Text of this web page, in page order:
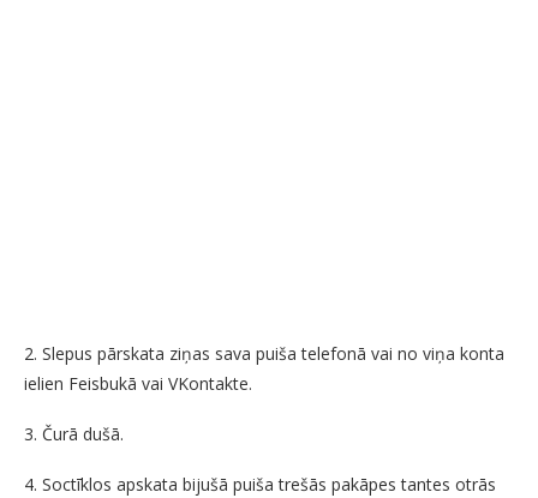
2. Slepus pārskata ziņas sava puiša telefonā vai no viņa konta
ielien Feisbukā vai VKontakte.
3. Čurā dušā.
4. Soctīklos apskata bijušā puiša trešās pakāpes tantes otrās